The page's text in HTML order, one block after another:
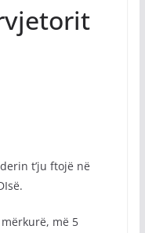
t’ju ftojë në
më 5